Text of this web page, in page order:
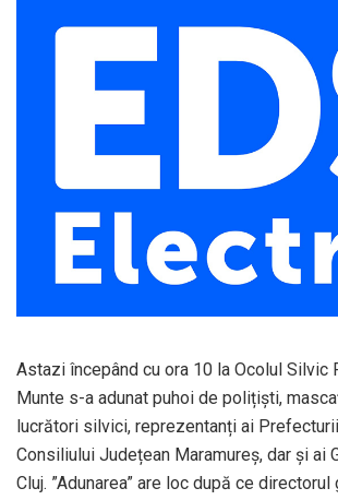
Astazi începând cu ora 10 la Ocolul Silvic
Munte s-a adunat puhoi de polițiști,
lucrători silvici, reprezentanți ai
Consiliului Județean Maramureș, dar și ai
Cluj. ”Adunarea” are loc după ce